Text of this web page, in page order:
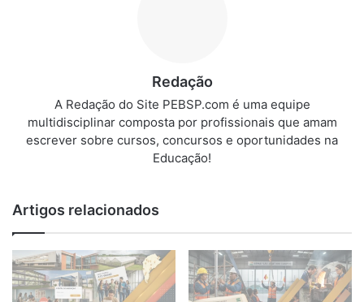
Redação
A Redação do Site PEBSP.com é uma equipe
multidisciplinar composta por profissionais que amam
escrever sobre cursos, concursos e oportunidades na
Educação!
Artigos relacionados